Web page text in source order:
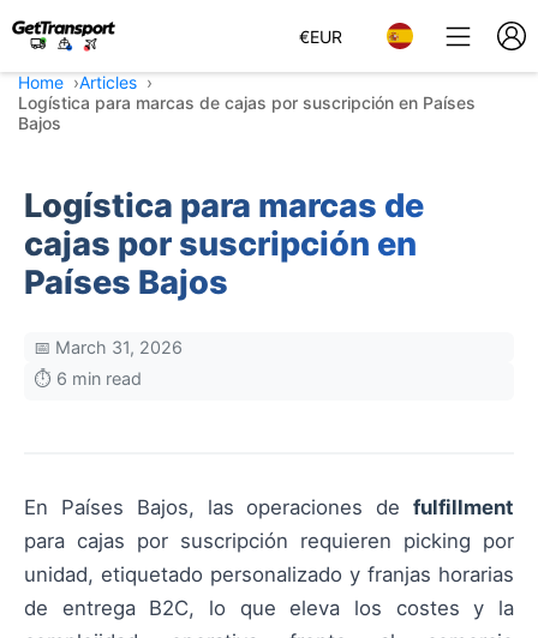
€EUR
Home
Articles
Logística para marcas de cajas por suscripción en Países
Bajos
Logística para marcas de
cajas por suscripción en
Países Bajos
📅 March 31, 2026
⏱️ 6 min read
En Países Bajos, las operaciones de fulfillment
para cajas por suscripción requieren picking por
unidad, etiquetado personalizado y franjas horarias
de entrega B2C, lo que eleva los costes y la